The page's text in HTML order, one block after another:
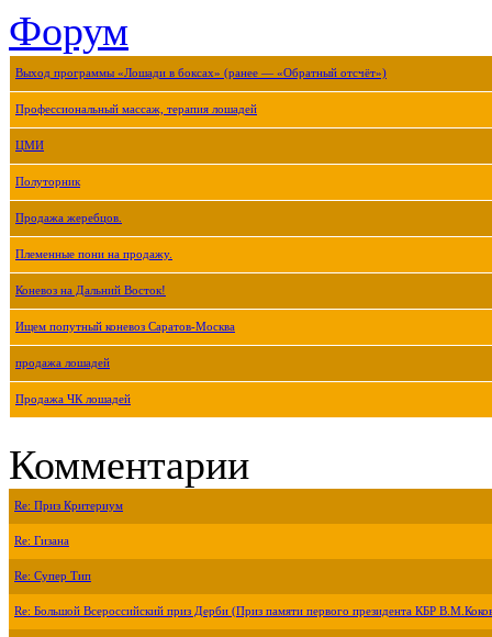
Форум
Выход программы «Лошади в боксах» (ранее — «Обратный отсчёт»)
Профессиональный массаж, терапия лошадей
ЦМИ
Полуторник
Продажа жеребцов.
Племенные пони на продажу.
Коневоз на Дальний Восток!
Ищем попутный коневоз Саратов-Москва
продажа лошадей
Продажа ЧК лошадей
Комментарии
Re: Приз Критериум
Re: Гизана
Re: Супер Тип
Re: Большой Всероссийский приз Дерби (Приз памяти первого президента КБР